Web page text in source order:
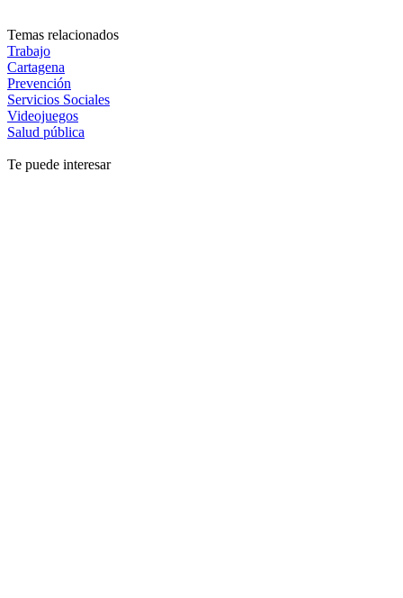
Temas relacionados
Trabajo
Cartagena
Prevención
Servicios Sociales
Videojuegos
Salud pública
Te puede interesar